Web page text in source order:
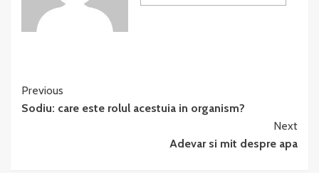
Continue
Reading
Previous
Sodiu: care este rolul acestuia in organism?
Next
Adevar si mit despre apa